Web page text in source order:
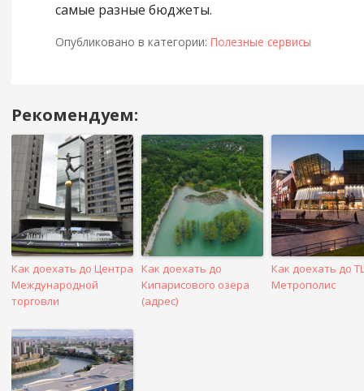
самые разные бюджеты.
Опубликовано в категории: Полезные сервисы
Навигация
в
посте
Рекомендуем:
Как доехать до Центра
Международной
торговли
Как доехать до
Кипарисового озера
(адрес)
Как доехать до
Метрополис